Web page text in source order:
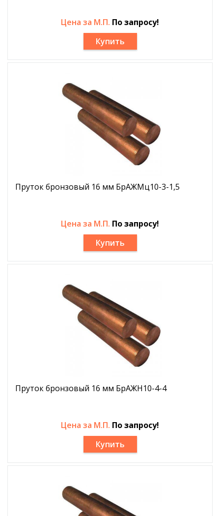
Цена за М.П. По запросу!
Купить
Пруток бронзовый 16 мм БрАЖМц10-3-1,5
Цена за М.П. По запросу!
Купить
Пруток бронзовый 16 мм БрАЖН10-4-4
Цена за М.П. По запросу!
Купить